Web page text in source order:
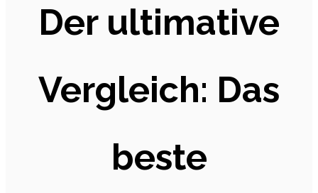
Der ultimative
Vergleich: Das
beste